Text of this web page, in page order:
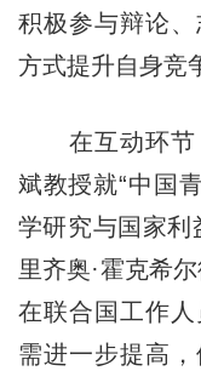
积极参与辩论
方式提升自身竞
在互动环节
斌教授就“中国
学研究与国家利
里齐奥·霍克希
在联合国工作
需进一步提高